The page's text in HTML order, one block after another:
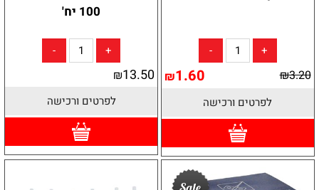
₪3.20
₪1.60
לפרטים ורכישה
100 יח'
₪13.50
לפרטים ורכישה